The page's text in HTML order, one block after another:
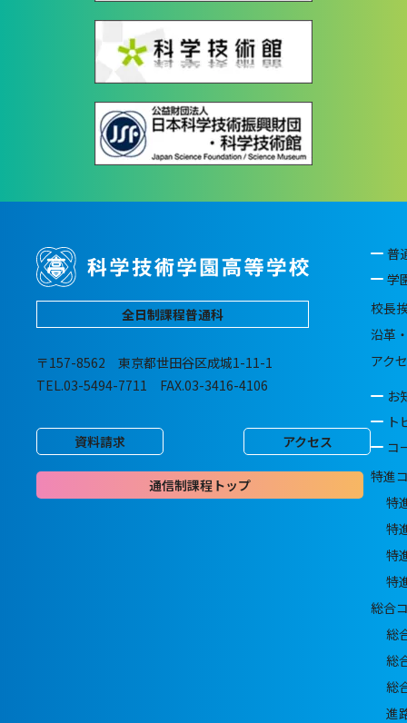
全日制課程普通科
〒157-8562 東京都世田谷区成城1-11-1
TEL.03-5494-7711 FAX.03-3416-4106
資料請求 アクセス
通信制課程トップ
普
学
校長
沿革
アク
お
ト
コ
特進
特
特
特
特
総合
総
総
総
進